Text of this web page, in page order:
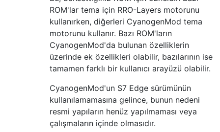
ROM'lar tema için RRO-Layers motorunu
kullanırken, diğerleri CyanogenMod tema
motorunu kullanır. Bazı ROM'ların
CyanogenMod'da bulunan özelliklerin
üzerinde ek özellikleri olabilir, bazılarının ise
tamamen farklı bir kullanıcı arayüzü olabilir.
CyanogenMod'un S7 Edge sürümünün
kullanılamamasına gelince, bunun nedeni
resmi yapıların henüz yapılmaması veya
çalışmaların içinde olmasıdır.